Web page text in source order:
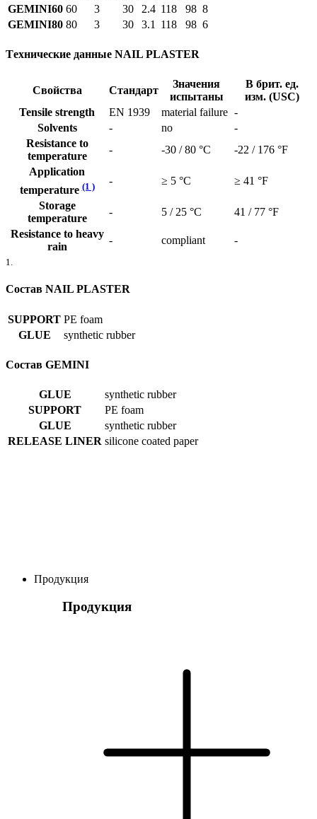
GEMINI60 60 3 30 2.4 118 98 8
GEMINI80 80 3 30 3.1 118 98 6
Tехнические данные NAIL PLASTER
Свойства Стандарт
Значения
испытаны
В брит. ед.
изм. (USC)
Tensile strength
EN 1939 material failure -
Solvents
- no
-
Resistance to
temperature
- -30 / 80 °C
-22 / 176 °F
Application
temperature(1 ) - ≥ 5 °C ≥ 41 °F
Storage
temperature
- 5 / 25 °C
41 / 77 °F
Resistance to heavy
rain
- compliant -
1.
Cостав NAIL PLASTER
SUPPORT PE foam
GLUE
synthetic rubber
Cостав GEMINI
GLUE
synthetic rubber
SUPPORT
PE foam
GLUE
synthetic rubber
RELEASE LINER silicone coated paper
Продукция
Продукция